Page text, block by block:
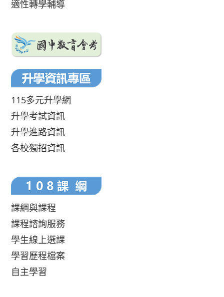
適性轉學輔導
115多元升學網
升學考試資訊
升學進路資訊
各校獨招資訊
課綱與課程
課程諮詢服務
學生線上選課
學習歷程檔案
自主學習